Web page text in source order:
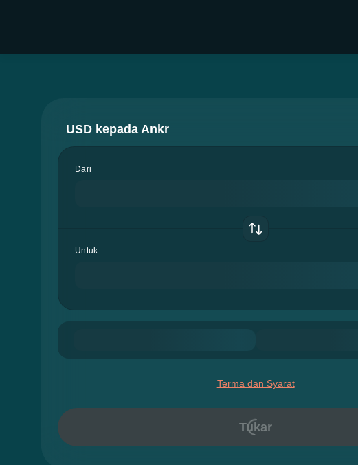
USD kepada Ankr
Dari
Untuk
Terma dan Syarat
Tukar